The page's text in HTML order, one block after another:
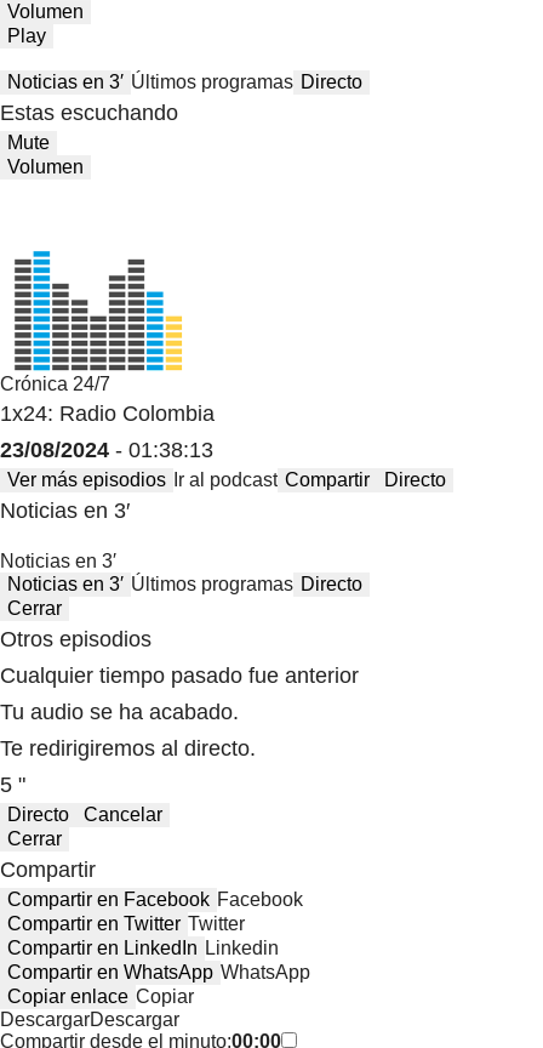
Volumen
Play
Noticias en 3′ Últimos programas Directo
Estas escuchando
Mute
Volumen
Crónica 24/7
1x24: Radio Colombia
23/08/2024 - 01:38:13
Ver más episodios Ir al podcast Compartir Directo
Noticias en 3′
Noticias en 3′
Noticias en 3′ Últimos programas Directo
Cerrar
Otros episodios
Cualquier tiempo pasado fue anterior
Tu audio se ha acabado.
Te redirigiremos al directo.
5 "
Directo
Cancelar
Cerrar
Compartir
Compartir en Facebook Facebook
Compartir en Twitter Twitter
Compartir en LinkedIn Linkedin
Compartir en WhatsApp WhatsApp
Copiar enlace Copiar
DescargarDescargar
Compartir desde el minuto:00:00